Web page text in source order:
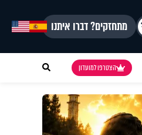
מתחזקים? דברו איתנו
הצטרפו למועדון